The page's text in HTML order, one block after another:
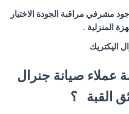
مشرفي مراقبة الجودة الاختيار
المنزلية .
اليكتريك
عملاء صيانة جنرال
القبة ؟